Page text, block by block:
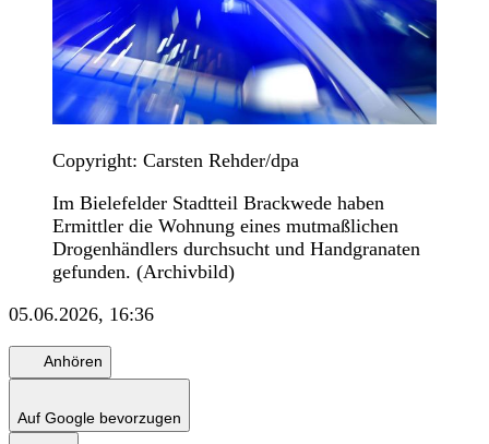
Copyright: Carsten Rehder/dpa
Im Bielefelder Stadtteil Brackwede haben
Ermittler die Wohnung eines mutmaßlichen
Drogenhändlers durchsucht und Handgranaten
gefunden. (Archivbild)
05.06.2026, 16:36
Anhören
Auf Google bevorzugen